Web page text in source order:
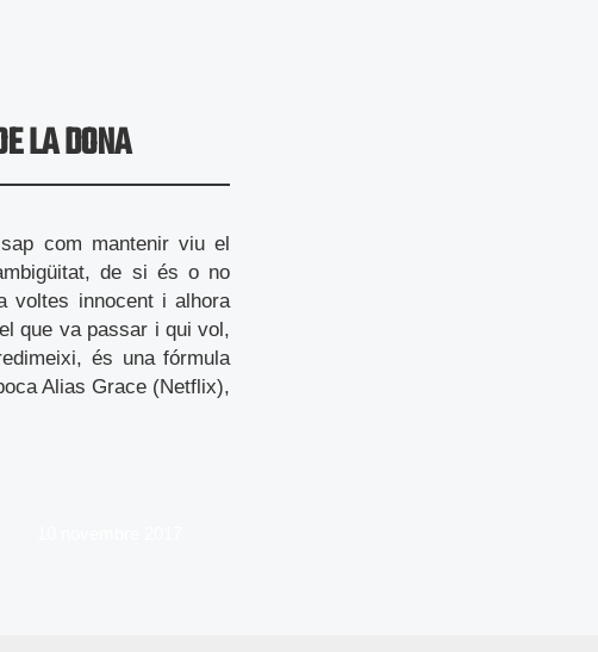
LA DONA
com mantenir viu el
de si és o no
voltes innocent i alhora
que va passar i qui vol,
és una fórmula
Alias Grace (Netflix),